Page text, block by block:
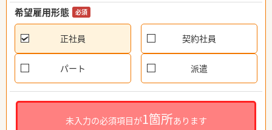
希望雇用形態 必須
正社員 契約社員
パート 派遣
未入力の必須項目が1箇所あります